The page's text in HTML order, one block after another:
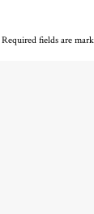
Required fields are